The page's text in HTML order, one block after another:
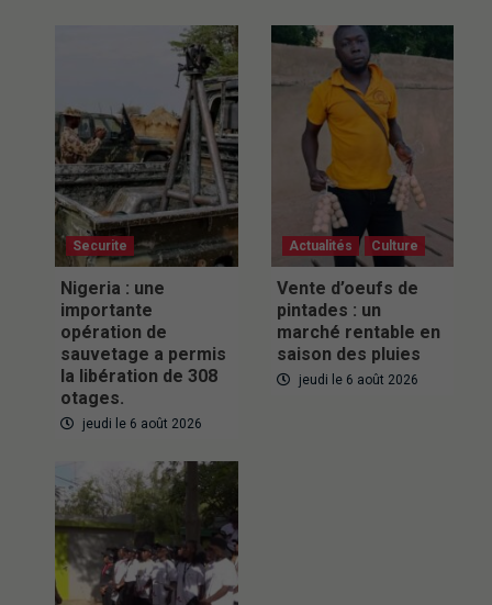
Securite
Nigeria : une
importante
opération de
sauvetage a permis
la libération de 308
otages.
jeudi le 6 août 2026
Actualités Culture
Vente d’oeufs de
pintades : un
marché rentable en
saison des pluies
jeudi le 6 août 2026